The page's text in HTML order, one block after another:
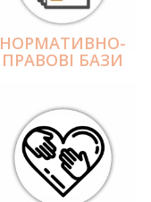
НОРМАТИВНО-
ПРАВОВІ БАЗИ